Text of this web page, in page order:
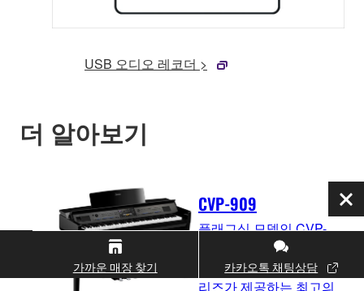
USB 오디오 레코더 >
더 알아보기
CVP-909
플래그십 모델인 CVP-
909는 피아노의 탁월한
표현력과 더불어 CVP 시
리즈가 제공하는 최고의
가까운 매장 찾기 카카오톡 채팅상담
닫
기